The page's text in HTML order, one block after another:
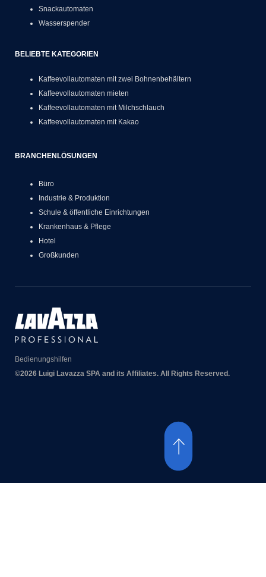
Snackautomaten
Wasserspender
BELIEBTE KATEGORIEN
Kaffeevollautomaten mit zwei Bohnenbehältern
Kaffeevollautomaten mieten
Kaffeevollautomaten mit Milchschlauch
Kaffeevollautomaten mit Kakao
BRANCHENLÖSUNGEN
Büro
Industrie & Produktion
Schule & öffentliche Einrichtungen
Krankenhaus & Pflege
Hotel
Großkunden
Bedienungshilfen
©2026 Luigi Lavazza SPA and its Affiliates. All Rights Reserved.